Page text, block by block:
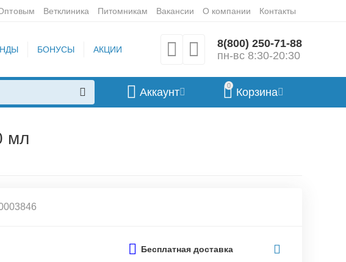
Ветклиника Питомникам Вакансии О компании Контакты
БОНУСЫ АКЦИИ
8(800) 250-71-88
пн-вс 8:30-20:30
0
Корзина
Аккаунт
мл
Бесплатная доставка